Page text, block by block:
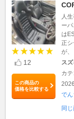
12
この商品の
価格を比較する
人
ー
は
正
が、
ス
カ
で
同